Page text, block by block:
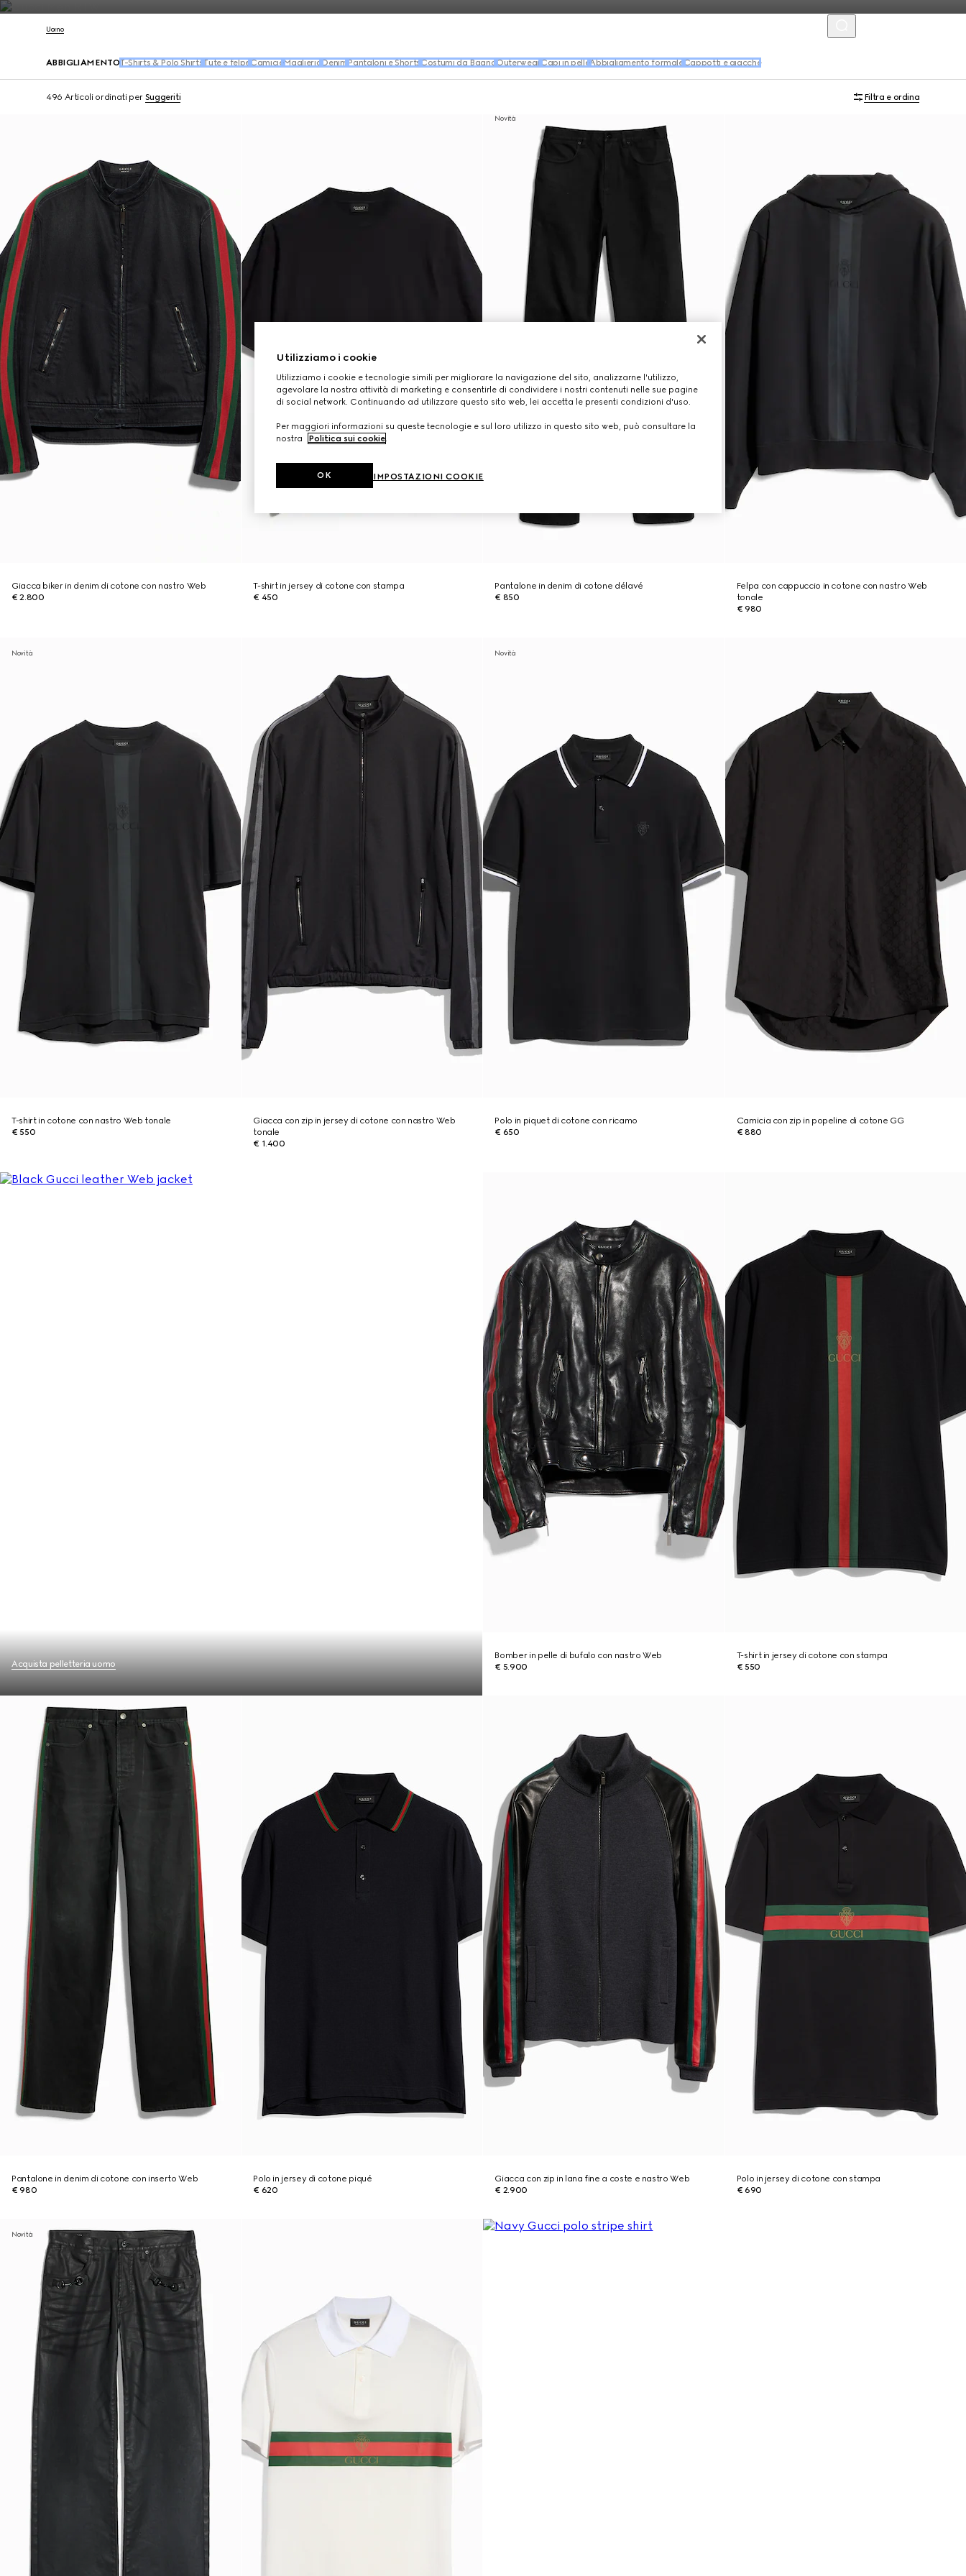
Contattaci
Uomo
ABBIGLIAMENTO T-Shirts & Polo Shirts Tute e felpe CamicieMaglieria Denim Pantaloni e Shorts Costumi da Bagno Outerwear Capi in pelleAbbigliamento formale Cappotti e giacche
496 Articoli ordinati per Suggeriti Filtra e ordina
Giacca biker in denim di cotone con nastro Web
€ 2.800
T-shirt in jersey di cotone con stampa
€ 450
Novità
Pantalone in denim di cotone délavé
€ 850
Felpa con cappuccio in cotone con nastro Web
tonale
€ 980
Novità
T-shirt in cotone con nastro Web tonale
€ 550
Giacca con zip in jersey di cotone con nastro Web
tonale
€ 1.400
Novità
Polo in piquet di cotone con ricamo
€ 650
Camicia con zip in popeline di cotone GG
€ 880
Acquista pelletteria uomo
Bomber in pelle di bufalo con nastro Web
€ 5.900
T-shirt in jersey di cotone con stampa
€ 550
Pantalone in denim di cotone con inserto Web
€ 980
Polo in jersey di cotone piqué
€ 620
Giacca con zip in lana fine a coste e nastro Web
€ 2.900
Polo in jersey di cotone con stampa
€ 690
Novità
Utilizziamo i cookie
Utilizziamo i cookie e tecnologie simili per migliorare la navigazione del sito, analizzarne l'utilizzo,
agevolare la nostra attività di marketing e consentirle di condividere i nostri contenuti nelle sue pagine
di social network. Continuando ad utilizzare questo sito web, lei accetta le presenti condizioni d'uso.
Per maggiori informazioni su queste tecnologie e sul loro utilizzo in questo sito web, può consultare la
nostra
Politica sui cookie.
IMPOSTAZIONI COOKIE
OK